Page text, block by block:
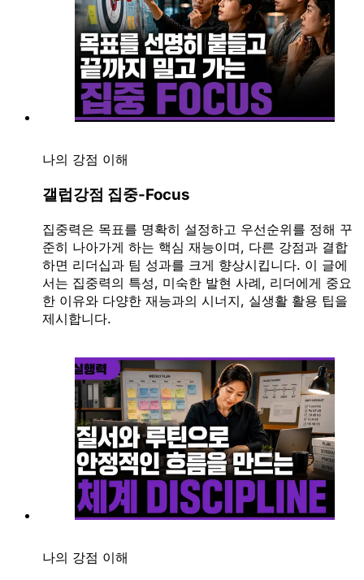
나의 강점 이해
갤럽강점 집중-Focus
집중력은 목표를 명확히 설정하고 우선순위를 정해 꾸
준히 나아가게 하는 핵심 재능이며, 다른 강점과 결합
하면 리더십과 팀 성과를 크게 향상시킵니다. 이 글에
서는 집중력의 특성, 미숙한 발현 사례, 리더에게 중요
한 이유와 다양한 재능과의 시너지, 실생활 활용 팁을
제시합니다.
나의 강점 이해